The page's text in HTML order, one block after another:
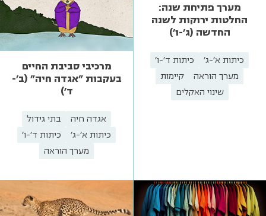
מערך פתיחת שנה:
החלטות ירוקות לשנה
החדשה (ג'-ו')
כיתות א'-ג'
כיתות ד'-ו'
מערך הוראה
קיימות
שינוי האקלים
מרכיבי סביבת החיים
בעקבות "אגדה חיה" (ב'-
ד')
אגדה חיה
בתי גידול
כיתות א'-ג'
כיתות ד'-ו'
מערך הוראה